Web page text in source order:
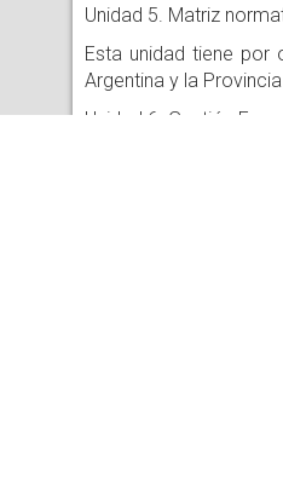
Unidad 5. Matriz
Esta unidad tiene
Argentina y la
Unidad 6. Gestión